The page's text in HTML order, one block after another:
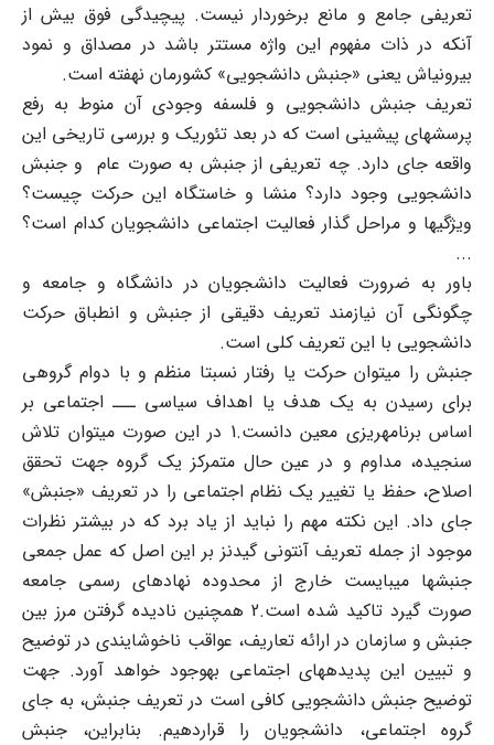
تعریفی جامع و مانع برخوردار نیست. پیچیدگی فوق بیش از
آنکه در ذات مفهوم این واژه مستتر باشد در مصداق و نمود
بیرونی‏اش یعنی «جنبش دانشجویی» کشورمان نهفته است.
تعریف جنبش دانشجویی و فلسفه وجودی آن منوط به رفع
پرسشهای پیشینی است که در بعد تئوریک و بررسی تاریخی این
واقعه جای دارد. چه تعریفی از جنبش به صورت عام و جنبش
دانشجویی وجود دارد؟ منشا و خاستگاه این حرکت چیست؟
ویژگیها و مراحل گذار فعالیت اجتماعی دانشجویان کدام است؟
...
باور به ضرورت فعالیت دانشجویان در دانشگاه و جامعه و
چگونگی آن نیازمند تعریف دقیقی از جنبش و انطباق حرکت
دانشجویی با این تعریف کلی است.
جنبش را می‏توان حرکت یا رفتار نسبتا منظم و با دوام گروهی
برای رسیدن به یک هدف یا اهداف سیاسی ـــ اجتماعی بر
اساس برنامه‎‏ریزی معین دانست.1 در این صورت می‏توان تلاش
سنجیده، مداوم و در عین حال متمرکز یک گروه جهت تحقق
اصلاح، حفظ یا تغییر یک نظام اجتماعی را در تعریف «جنبش»
جای داد. این نکته مهم را نباید از یاد برد که در بیشتر نظرات
موجود از جمله تعریف آنتونی گیدنز بر این اصل که عمل جمعی
جنبشها می‏بایست خارج از محدوده نهادهای رسمی جامعه
صورت گیرد تاکید شده است.2 همچنین نادیده گرفتن مرز بین
جنبش و سازمان در ارائه تعاریف، عواقب ناخوشایندی در توضیح
و تبیین این پدیده‏های اجتماعی به‏وجود خواهد آورد. جهت
توضیح جنبش دانشجویی کافی است در تعریف جنبش، به جای
گروه اجتماعی، دانشجویان را قراردهیم. بنابراین، جنبش